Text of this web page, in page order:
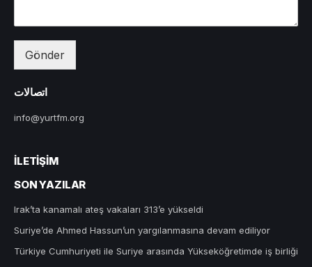
Gönder
اتصالات
info@yurtfm.org
İLETIŞIM
SON YAZILAR
Irak’ta kanamalı ateş vakaları 313’e yükseldi
Suriye’de Ahmed Hassun’un yargılanmasına devam ediliyor
Türkiye Cumhuriyeti ile Suriye arasında Yükseköğretimde iş birliği